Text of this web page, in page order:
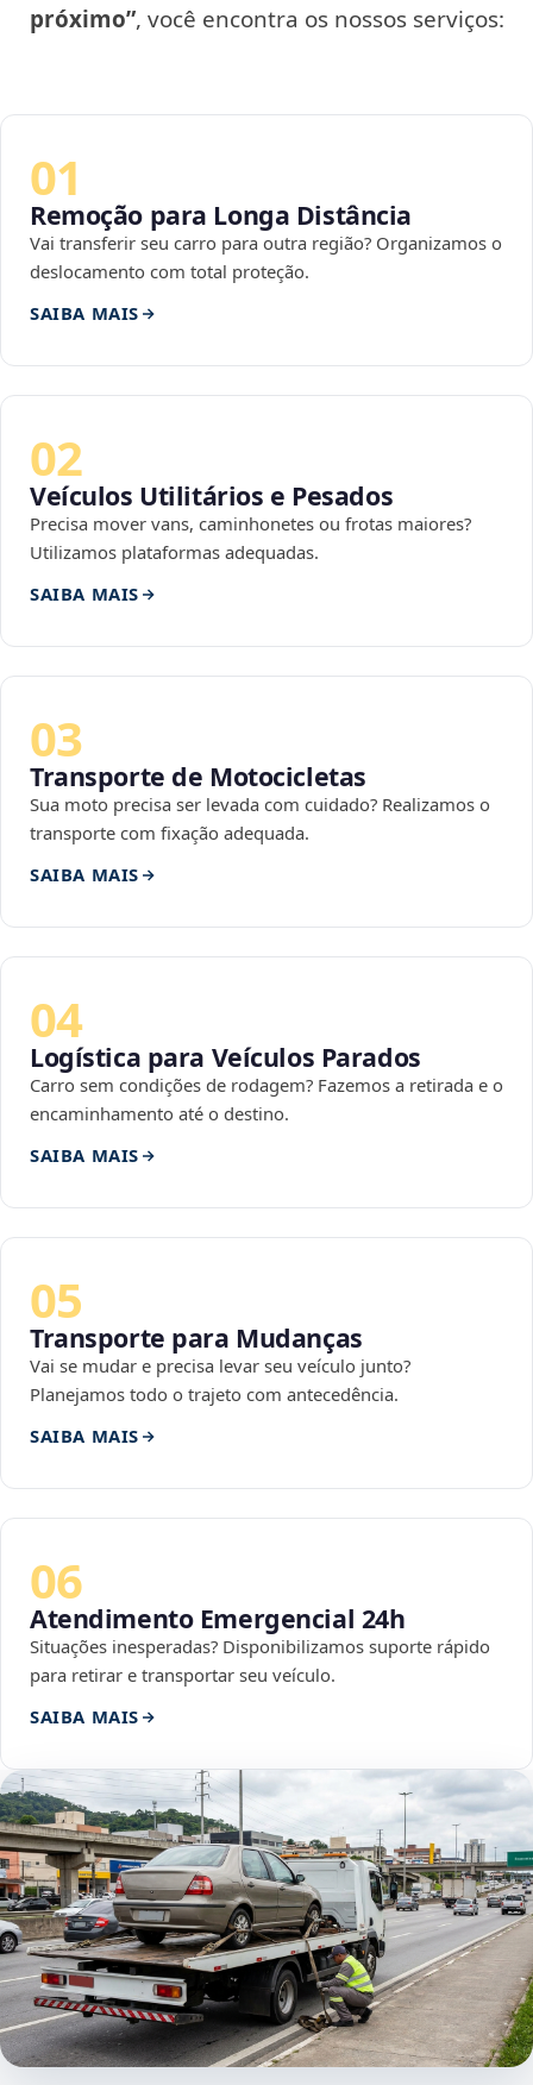
próximo”, você encontra os nossos serviços:
01
Remoção para Longa Distância
Vai transferir seu carro para outra região? Organizamos o
deslocamento com total proteção.
SAIBA MAIS
02
Veículos Utilitários e Pesados
Precisa mover vans, caminhonetes ou frotas maiores?
Utilizamos plataformas adequadas.
SAIBA MAIS
03
Transporte de Motocicletas
Sua moto precisa ser levada com cuidado? Realizamos o
transporte com fixação adequada.
SAIBA MAIS
04
Logística para Veículos Parados
Carro sem condições de rodagem? Fazemos a retirada e o
encaminhamento até o destino.
SAIBA MAIS
05
Transporte para Mudanças
Vai se mudar e precisa levar seu veículo junto?
Planejamos todo o trajeto com antecedência.
SAIBA MAIS
06
Atendimento Emergencial 24h
Situações inesperadas? Disponibilizamos suporte rápido
para retirar e transportar seu veículo.
SAIBA MAIS